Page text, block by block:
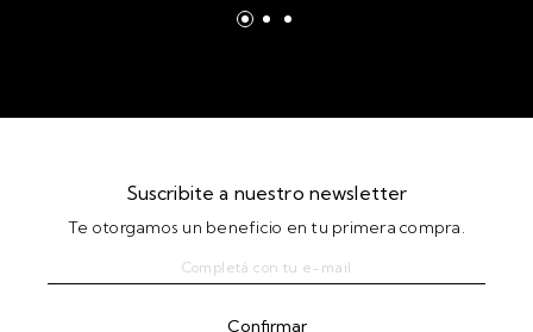
Suscribite a nuestro newsletter
Te otorgamos un beneficio en tu primera compra.